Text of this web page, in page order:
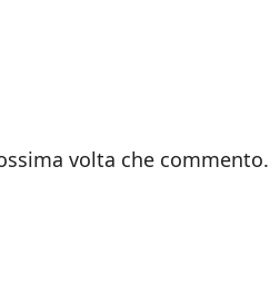
volta che commento.